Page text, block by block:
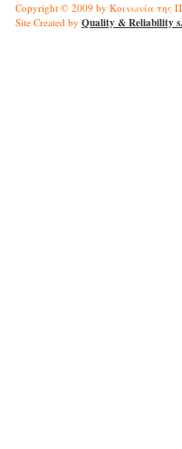
Copyright © 2009 by Κοινωνία της
Site Created by Quality & Reliability